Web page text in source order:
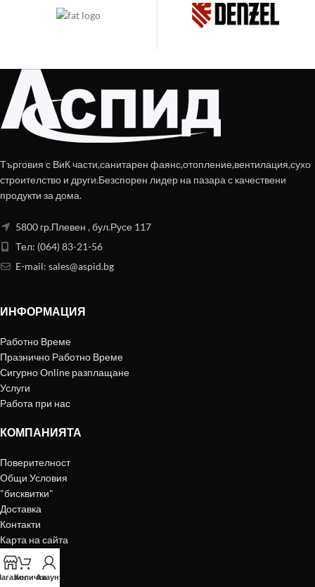
Търговия с ВиК части,санитарен фаянс,отопление,вентилация,сухо
строителство и други.Безспорен лидер на пазара с качествени
продукти за дома.
5800 гр.Плевен , бул.Русе 117
Тел: (064) 83-21-56
E-mail: sales@aspid.bg
ИНФОРМАЦИЯ
Работно Време
Празнично Работно Време
Сигурно Online разплащане
Услуги
Работа при нас
КОМПАНИЯТА
Поверителност
Общи Условия
"бисквитки"
Доставка
Контакти
Карта на сайта
УСЛУГИ
КоличкаАкаунт